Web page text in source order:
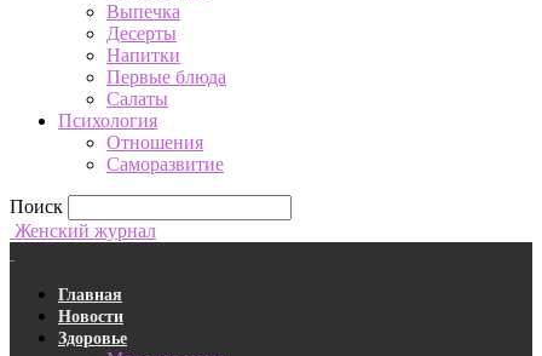
Выпечка
Десерты
Напитки
Первые блюда
Салаты
Психология
Отношения
Саморазвитие
Поиск
Женский журнал
Главная
Новости
Здоровье